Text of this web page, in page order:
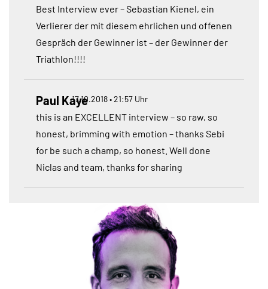
Best Interview ever – Sebastian Kienel, ein
Verlierer der mit diesem ehrlichen und offenen
Gespräch der Gewinner ist – der Gewinner der
Triathlon!!!!
Paul Kaye17.10.2018 • 21:57 Uhr
this is an EXCELLENT interview – so raw, so
honest, brimming with emotion – thanks Sebi
for be such a champ, so honest. Well done
Niclas and team, thanks for sharing